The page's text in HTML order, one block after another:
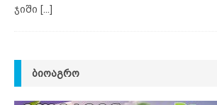
ჯიში [...]
ᲑᲘᲝᲐᲒᲠᲝ